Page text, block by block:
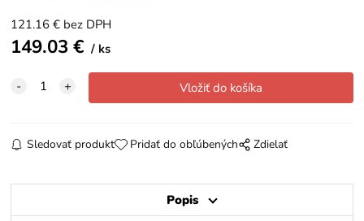
121.16 € bez DPH
149.03 € ks
Sledovať produkt Pridať do obľúbených Zdielať
Popis